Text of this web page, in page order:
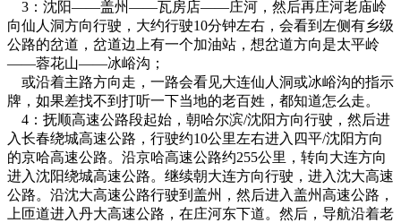
3：沈阳——盖州——瓦房店——庄河，然后再庄河老庙岭
向仙人洞方向行驶，大约行驶10分钟左右，会看到左侧有乡级
公路的岔道，岔道边上有一个加油站，想岔道方向是太平岭
——蓉花山——冰峪沟；
或沿着主路方向走，一路会看见大连仙人洞或冰峪沟的指示
牌，如果差找不到打听一下当地的老百姓，都知道怎么走。
4：抚顺高速公路段起始，朝哈尔滨/沈阳方向行驶，然后进
入长春绕城高速公路，行驶约10公里左右进入四平/沈阳方向
的京哈高速公路。沿京哈高速公路约255公里，转向大连方向
进入沈阳绕城高速公路。继续朝大连方向行驶，进入沈大高速
公路。沿沈大高速公路行驶到盖州，然后进入盖州高速公路，
上匝道进入丹大高速公路，在庄河东下道。然后，导航沿着老